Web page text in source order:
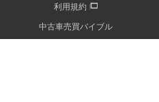
利用規約
中古車売買バイブル